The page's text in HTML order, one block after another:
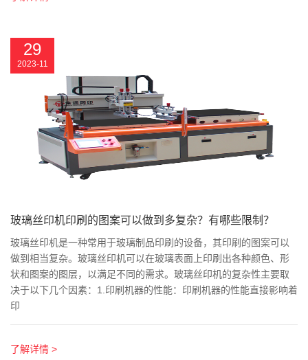
29
2023-11
玻璃丝印机印刷的图案可以做到多复杂？有哪些限制？
玻璃丝印机是一种常用于玻璃制品印刷的设备，其印刷的图案可以
做到相当复杂。玻璃丝印机可以在玻璃表面上印刷出各种颜色、形
状和图案的图层，以满足不同的需求。玻璃丝印机的复杂性主要取
决于以下几个因素：1.印刷机器的性能：印刷机器的性能直接影响着
印
了解详情 >